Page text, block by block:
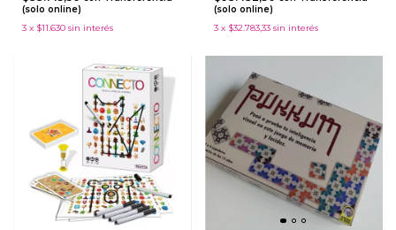
(solo online)
3 x $11.630 sin interés
(solo online)
3 x $32.783,33 sin interés